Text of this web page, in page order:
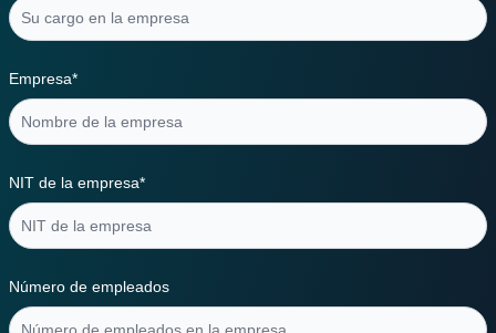
Empresa*
NIT de la empresa*
Número de empleados